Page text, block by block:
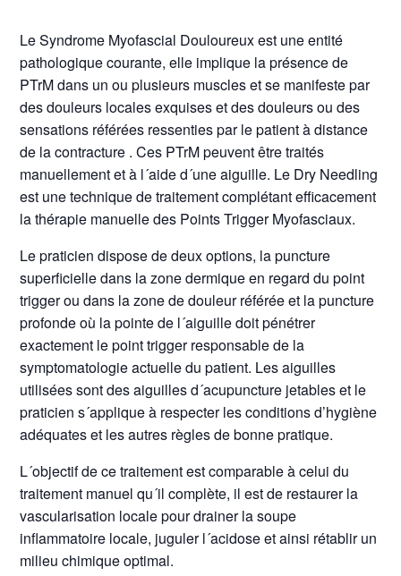
Le Syndrome Myofascial Douloureux est une entité
pathologique courante, elle implique la présence de
PTrM dans un ou plusieurs muscles et se manifeste par
des douleurs locales exquises et des douleurs ou des
sensations référées ressenties par le patient à distance
de la contracture . Ces PTrM peuvent être traités
manuellement et à l´aide d´une aiguille. Le Dry Needling
est une technique de traitement complétant efficacement
la thérapie manuelle des Points Trigger Myofasciaux.
Le praticien dispose de deux options, la puncture
superficielle dans la zone dermique en regard du point
trigger ou dans la zone de douleur référée et la puncture
profonde où la pointe de l´aiguille doit pénétrer
exactement le point trigger responsable de la
symptomatologie actuelle du patient. Les aiguilles
utilisées sont des aiguilles d´acupuncture jetables et le
praticien s´applique à respecter les conditions d’hygiène
adéquates et les autres règles de bonne pratique.
L´objectif de ce traitement est comparable à celui du
traitement manuel qu´il complète, il est de restaurer la
vascularisation locale pour drainer la soupe
inflammatoire locale, juguler l´acidose et ainsi rétablir un
milieu chimique optimal.